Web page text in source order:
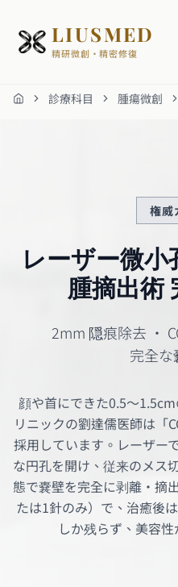
LIUSMED
精研微創・精密修復
ホーム 診療科目 腫瘍微創
権威
レーザー微
腫摘出術
2mm 隠痕除去 ·
完全な
顔や首にできた0.5〜
リニックの劉達儒医師は「
採用しています。レーザー
な円孔を開け、従来のメス
態で嚢壁を完全に剥離・摘
たは1針のみ）で、治癒後
しか残らず、美容